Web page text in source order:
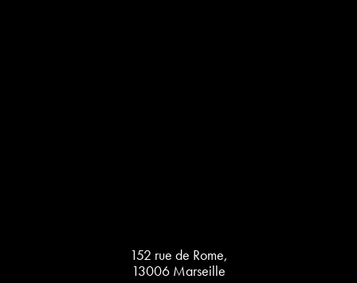
152 rue de Rome,
13006 Marseille